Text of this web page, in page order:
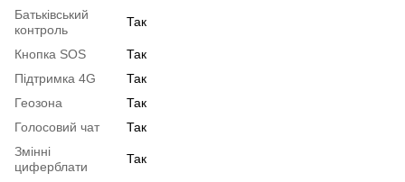
Батьківський
контроль
Так
Кнопка SOS
Так
Підтримка 4G
Так
Геозона
Так
Голосовий чат
Так
Змінні
циферблати
Так